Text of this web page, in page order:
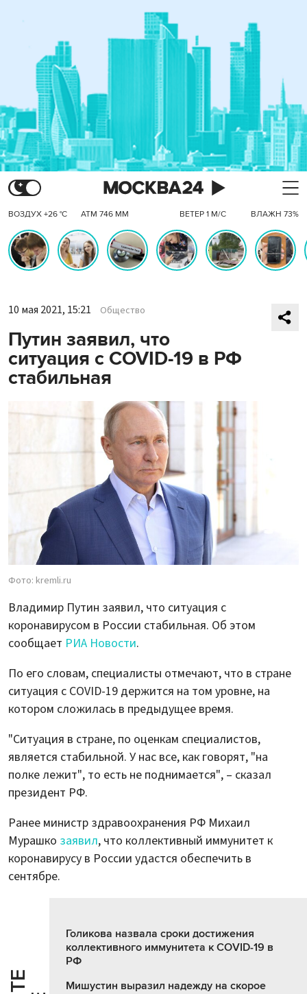
ВОЗДУХ +26 °C АТМ 746 ММ ВЕТЕР 1 М/С ВЛАЖН 73%
10 мая 2021, 15:21 Общество
Путин заявил, что
ситуация с COVID-19 в РФ
стабильная
Фото: kremli.ru
Владимир Путин заявил, что ситуация с
коронавирусом в России стабильная. Об этом
сообщает РИА Новости.
По его словам, специалисты отмечают, что в стране
ситуация с COVID-19 держится на том уровне, на
котором сложилась в предыдущее время.
"Ситуация в стране, по оценкам специалистов,
является стабильной. У нас все, как говорят, "на
полке лежит", то есть не поднимается", – сказал
президент РФ.
Ранее министр здравоохранения РФ Михаил
Мурашко заявил, что коллективный иммунитет к
коронавирусу в России удастся обеспечить в
сентябре.
Голикова назвала сроки достижения
коллективного иммунитета к COVID-19 в
РФ
Мишустин выразил надежду на скорое